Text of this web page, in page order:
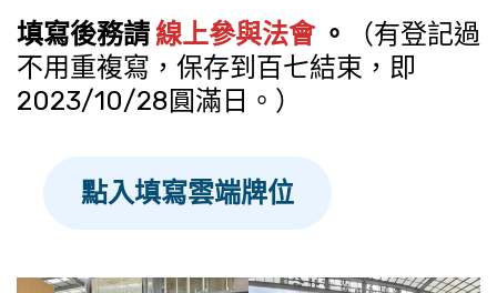
填寫後務請線上參與法會 。
（有登記過
不用重複寫，保存到百七結束，即
2023/10/28圓滿日。）
點入填寫雲端牌位